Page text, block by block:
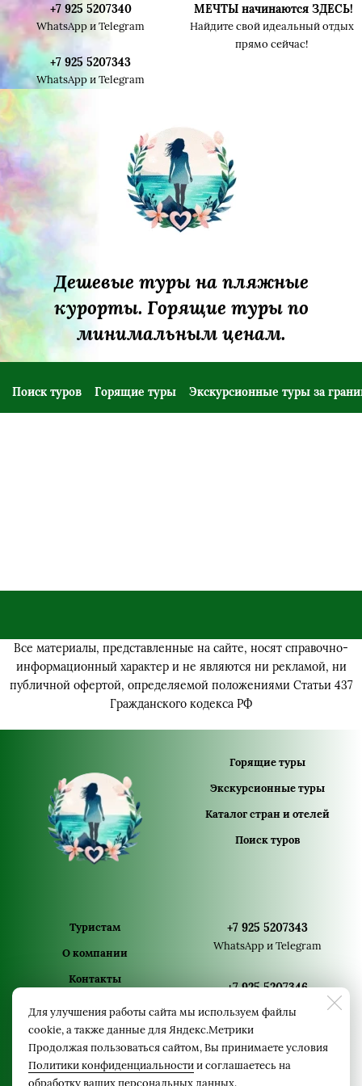
+7 925 5207340
WhatsApp и Telegram
МЕЧТЫ начинаются ЗДЕСЬ!
Найдите свой идеальный отдых
прямо сейчас!
+7 925 5207343
WhatsApp и Telegram
Дешевые туры на пляжные
курорты. Горящие туры по
минимальным ценам.
Поиск туров Горящие туры Экскурсионные туры за
Все материалы, представленные на сайте, носят справочно-
информационный характер и не являются ни рекламой, ни
публичной офертой, определяемой положениями Статьи 437
Гражданского кодекса РФ
Для улучшения работы сайта мы используем файлы
cookie, а также данные для Яндекс.Метрики
Продолжая пользоваться сайтом, Вы принимаете условия
Политики конфиденциальностии соглашаетесь на
обработку ваших персональных данных.
Горящие туры
Экскурсионные туры
Каталог стран и отелей
Поиск туров
Туристам
О компании
Контакты
конфиденциальности
+7 925 5207343
WhatsApp и Telegram
+7 925 5207346
WhatsApp и Telegram
+7 925 5207340
WhatsApp и Telegram